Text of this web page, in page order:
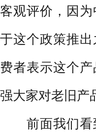
客观评价，因
于这个政策推
费者表示这个
强大家对老旧产
前面我们看到